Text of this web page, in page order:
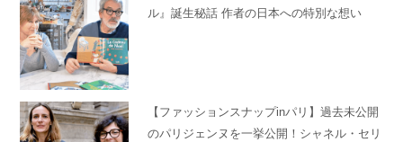
ル』誕生秘話 作者の日本への特別な想い
【ファッションスナップinパリ】過去未公開
のパリジェンヌを一挙公開！シャネル・セリ